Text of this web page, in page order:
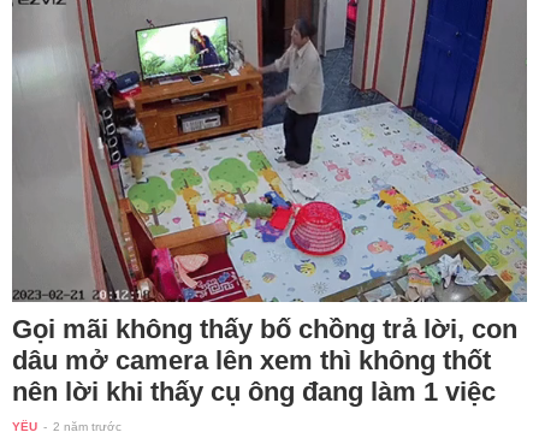
Gọi mãi không thấy bố chồng trả lời, con
dâu mở camera lên xem thì không thốt
nên lời khi thấy cụ ông đang làm 1 việc
YÊU - 2 năm trước